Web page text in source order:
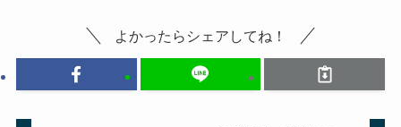
よかったらシェアしてね！